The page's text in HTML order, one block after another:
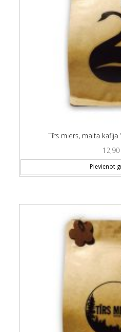
Tīrs miers, malta kafija
12,90
Pievienot